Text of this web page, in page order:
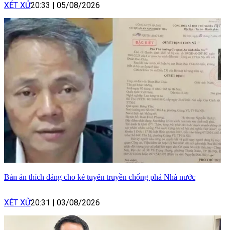
XÉT XỬ20:33 05/08/2026
Bản án thích đáng cho kẻ tuyên truyền chống phá Nhà nước
XÉT XỬ20:31 03/08/2026